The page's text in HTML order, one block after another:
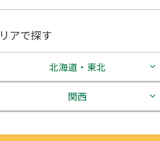
アで探す
北海道・東北
北海道
関西